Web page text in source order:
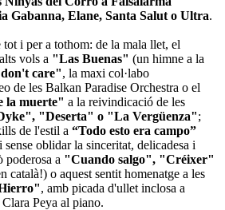
Gabanna, Elane, Santa Salut o Ultra.
i per a tothom: de la mala llet, el
vols a "Las Buenas" (un himne a la
care", la maxi col·labo
de les Balkan Paradise Orchestra o el
la muerte" a la reivindicació de les
"Deserta" o "La Vergüenza";
de l'estil a “Todo esto era campo”
i sense oblidar la sinceritat, delicadesa i
poderosa a "Cuando salgo", "Créixer"
català!) o aquest sentit homenatge a les
, amb picada d'ullet inclosa a
Peya al piano.